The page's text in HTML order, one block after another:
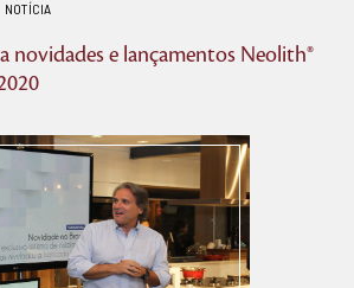
NOTÍCIA
novidades e lançamentos Neolith®